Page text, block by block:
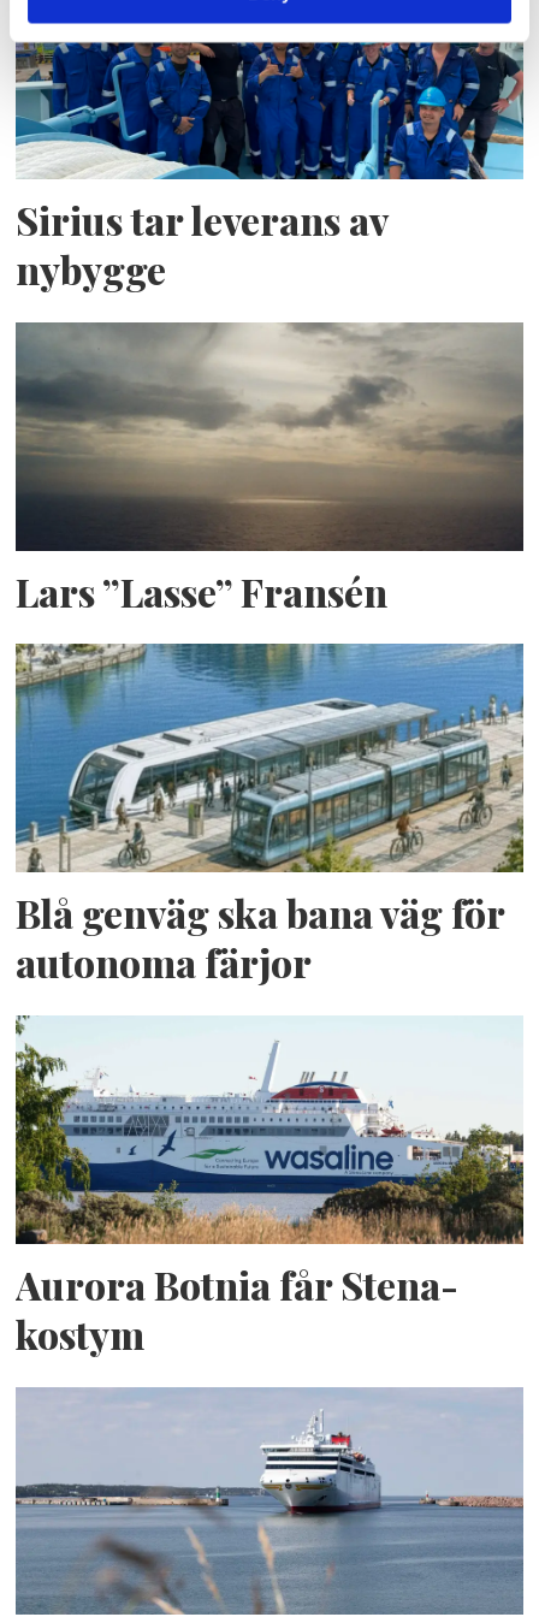
Sirius tar leverans av
nybygge
Lars ”Lasse” Fransén
Blå genväg ska bana väg för
autonoma färjor
Aurora Botnia får Stena-
kostym